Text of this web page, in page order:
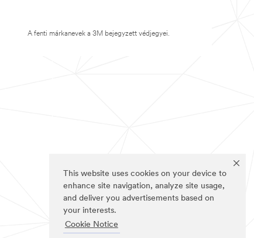
This website uses cookies on your device to
enhance site navigation, analyze site usage,
and deliver you advertisements based on
your interests.
Cookie Notice
A fenti márkanevek a 3M bejegyzett védjegyei.